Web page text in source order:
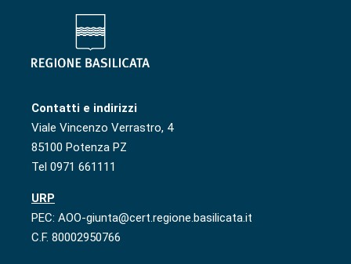
Contatti e indirizzi
Viale Vincenzo Verrastro, 4
85100 Potenza PZ
Tel 0971 661111
URP
PEC: AOO-giunta@cert.regione.basilicata.it
C.F. 80002950766